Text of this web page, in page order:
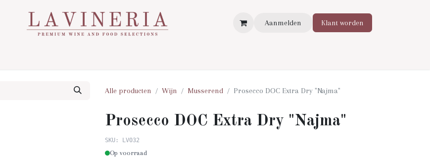
Aanmelden Klant worden
Alle producten Wijn Musserend Prosecco DOC Extra Dry "Najma"
Prosecco DOC Extra Dry "Najma"
SKU: LV032
Op voorraad